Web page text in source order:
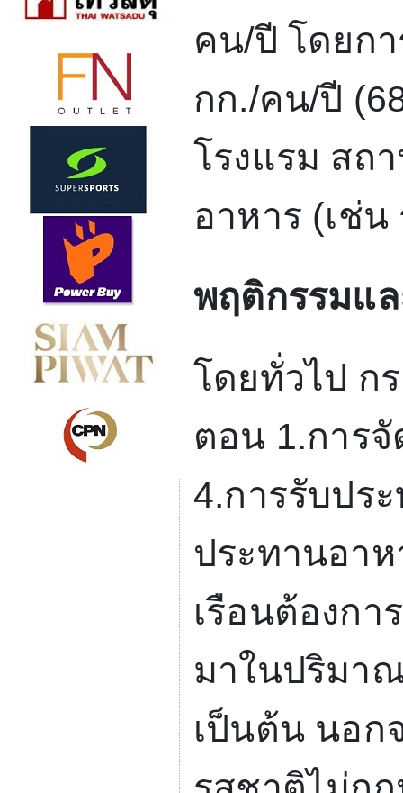
คน/ปี โดยก
กก./คน/ปี (
โรงแรม สถ
อาหาร (เช่
พฤติกรรมแล
โดยทั่วไป ก
ตอน 1.การ
4.การรับปร
ประทานอาห
เรือนต้องก
มาในปริมา
เป็นต้น นอก